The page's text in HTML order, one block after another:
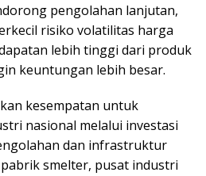
pengolahan lanjutan,
risiko volatilitas harga
lebih tinggi dari produk
keuntungan lebih besar.
kesempatan untuk
nasional melalui investasi
dan infrastruktur
smelter, pusat industri